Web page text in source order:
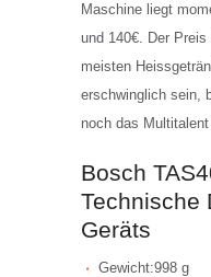
Maschine liegt
und 140€. Der
meisten
erschwinglich sein,
noch das Multitalent
Bosch
Technische
Geräts
Gewicht:998 g